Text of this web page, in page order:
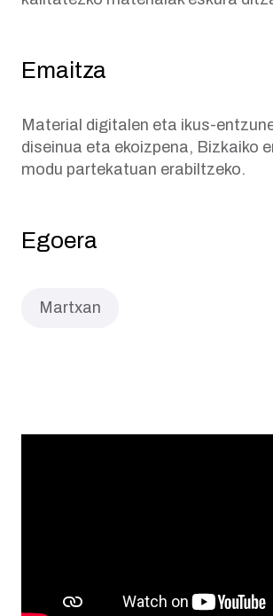
Emaitza
Material digitalen eta ikus-
diseinua eta ekoizpena, Bizkaiko
modu partekatuan erabiltzeko.
Egoera
Martxan